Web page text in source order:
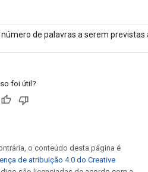
número de palavras a serem previstas
foi útil?
o conteúdo desta página é
de atribuição 4.0 do Creative